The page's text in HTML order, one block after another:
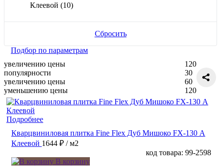
Клеевой (10)
Сбросить
Подбор по параметрам
увеличению цены
популярности
увеличению цены
уменьшению цены
120
30
60
120
Подробнее
Кварцвиниловая плитка Fine Flex Дуб Мишоко FX-130 А
Клеевой 1644 ₽ / м2
код товара: 99-2598
В корзину